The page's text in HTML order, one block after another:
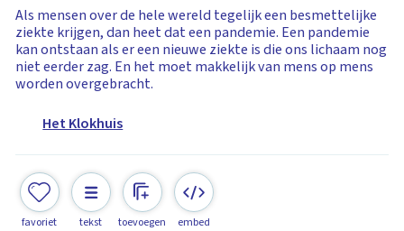
Als mensen over de hele wereld tegelijk een besmettelijke
ziekte krijgen, dan heet dat een pandemie. Een pandemie
kan ontstaan als er een nieuwe ziekte is die ons lichaam nog
niet eerder zag. En het moet makkelijk van mens op mens
worden overgebracht.
Het Klokhuis
favoriet tekst toevoegen embed